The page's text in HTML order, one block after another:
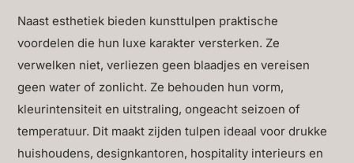
Naast esthetiek bieden kunsttulpen praktische
voordelen die hun luxe karakter versterken. Ze
verwelken niet, verliezen geen blaadjes en vereisen
geen water of zonlicht. Ze behouden hun vorm,
kleurintensiteit en uitstraling, ongeacht seizoen of
temperatuur. Dit maakt zijden tulpen ideaal voor drukke
huishoudens, designkantoren, hospitality interieurs en